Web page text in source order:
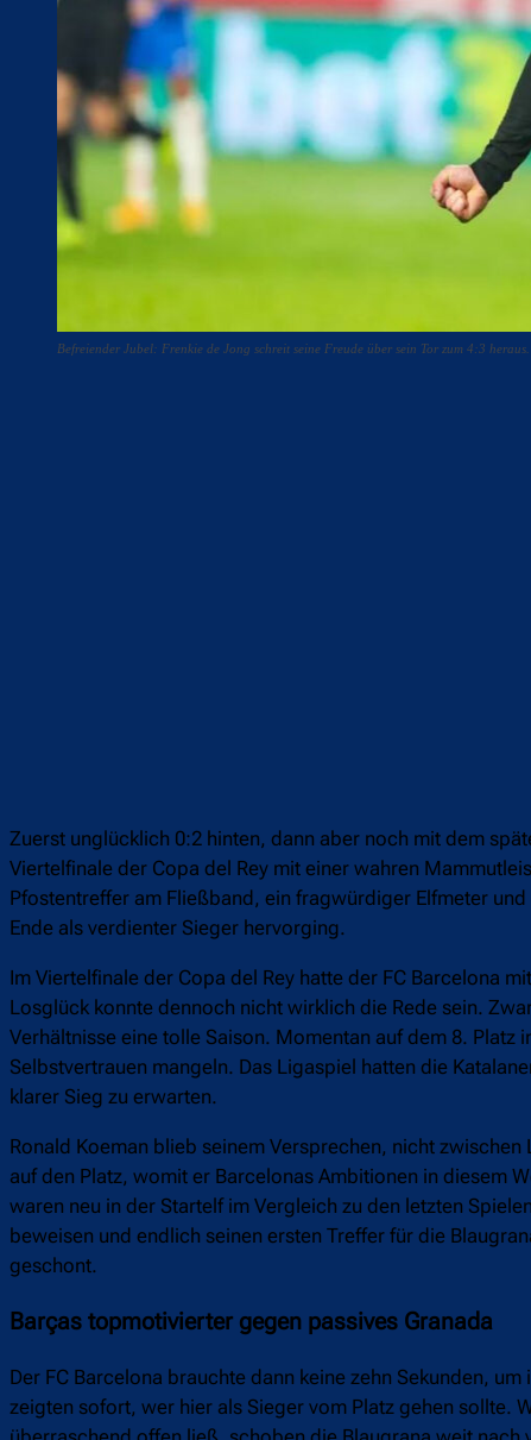
Befreiender Jubel: Frenkie de Jong schreit seine Freude über sein Tor zum 4:3
Zuerst unglücklich 0:2 hinten, dann aber noch mit dem
Viertelfinale der Copa del Rey mit einer wahren
Pfostentreffer am Fließband, ein fragwürdiger Elfmeter
Ende als verdienter Sieger hervorging.
Im Viertelfinale der Copa del Rey hatte der FC Barcelona
Losglück konnte dennoch nicht wirklich die Rede sein.
Verhältnisse eine tolle Saison. Momentan auf dem 8.
Selbstvertrauen mangeln. Das Ligaspiel hatten die
klarer Sieg zu erwarten.
Ronald Koeman blieb seinem Versprechen, nicht
auf den Platz, womit er Barcelonas Ambitionen in diesem
waren neu in der Startelf im Vergleich zu den letzten
beweisen und endlich seinen ersten Treffer für die
geschont.
Barças topmotivierter gegen passives Granada
Der FC Barcelona brauchte dann keine zehn Sekunden,
zeigten sofort, wer hier als Sieger vom Platz gehen sollte.